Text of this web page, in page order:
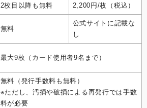
2枚目以降も無料 2,200円/枚（税込）
無料
公式サイトに記載な
し
最大9枚（カード使用者9名まで）
無料（発行手数料も無料）
※ただし、汚損や破損による再発行では手数
料が必要